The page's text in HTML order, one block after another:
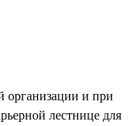
организации и при
лестнице для